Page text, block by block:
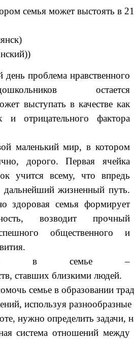
семья может выстоять в
)
))
проблема нравственного
остается
выступать в качестве как
и отрицательного фактора
маленький мир, в котором
дорого. Первая ячейка
учится всему, что впредь
дальнейший жизненный путь.
здоровая семья формирует
возводит прочный
общественного и
в семье –
, ставших близкими людей.
семье в образовании
, используя разнообразные
, нужно определить задачи,
система отношений между